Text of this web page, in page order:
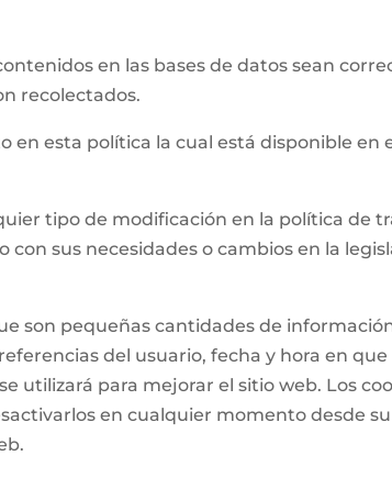
en las bases de datos sean
recolectados.
en esta política la cual está disponible en
tipo de modificación en la política de
sus necesidades o cambios en la
son pequeñas cantidades de
del usuario, fecha y hora en
utilizará para mejorar el sitio web. Los
en cualquier momento desde